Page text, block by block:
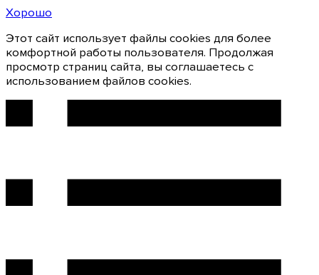
Хорошо
Этот сайт использует файлы cookies для более
комфортной работы пользователя. Продолжая
просмотр страниц сайта, вы соглашаетесь с
использованием файлов cookies.